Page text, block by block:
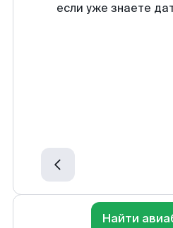
если уже знаете
Найти